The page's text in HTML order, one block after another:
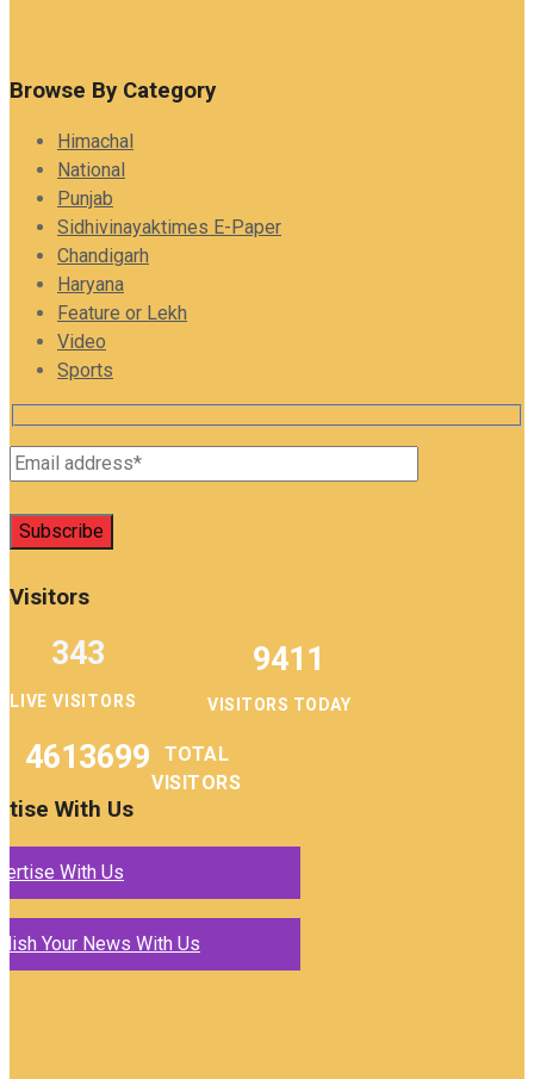
Browse By Category
Himachal
National
Punjab
Sidhivinayaktimes E-Paper
Chandigarh
Haryana
Feature or Lekh
Video
Sports
Visitors
LIVE VISITORS
343 9411
VISITORS TODAY
4613699
TOTAL
VISITORS
With Us
With Us
Your News With Us